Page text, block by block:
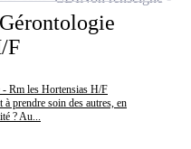
F
Rm les Hortensias H/F
prendre soin des autres, en
? Au...